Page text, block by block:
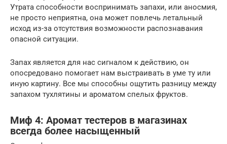
Утрата способности воспринимать запахи, или аносмия,
не просто неприятна, она может повлечь летальный
исход из-за отсутствия возможности распознавания
опасной ситуации.
Запах является для нас сигналом к действию, он
опосредовано помогает нам выстраивать в уме ту или
иную картину. Все мы способны ощутить разницу между
запахом тухлятины и ароматом спелых фруктов.
Миф 4: Аромат тестеров в магазинах
всегда более насыщенный